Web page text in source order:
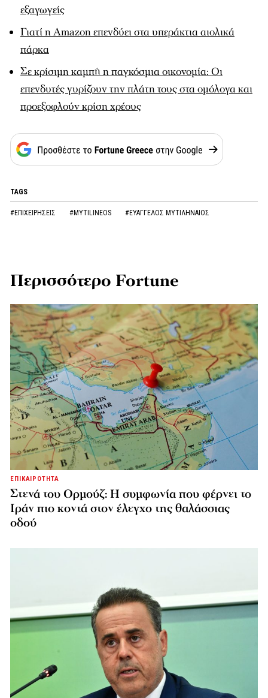
εξαγωγείς
Γιατί η Amazon επενδύει στα υπεράκτια αιολικά
πάρκα
Σε κρίσιμη καμπή η παγκόσμια οικονομία: Οι
επενδυτές γυρίζουν την πλάτη τους στα ομόλογα και
προεξοφλούν κρίση χρέους
TAGS
#ΕΠΙΧΕΙΡΗΣΕΙΣ #MYTILINEOS #ΕΥΑΓΓΕΛΟΣ ΜΥΤΙΛΗΝΑΙΟΣ
Περισσότερο Fortune
ΕΠΙΚΑΙΡΟΤΗΤΑ
Στενά του Ορμούζ: Η συμφωνία που φέρνει το
Ιράν πιο κοντά στον έλεγχο της θαλάσσιας
οδού